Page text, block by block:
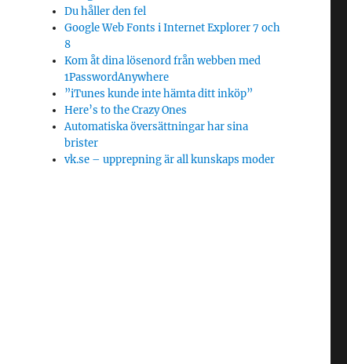
Du håller den fel
Google Web Fonts i Internet Explorer 7 och
8
Kom åt dina lösenord från webben med
1PasswordAnywhere
”iTunes kunde inte hämta ditt inköp”
Here’s to the Crazy Ones
Automatiska översättningar har sina
brister
vk.se – upprepning är all kunskaps moder